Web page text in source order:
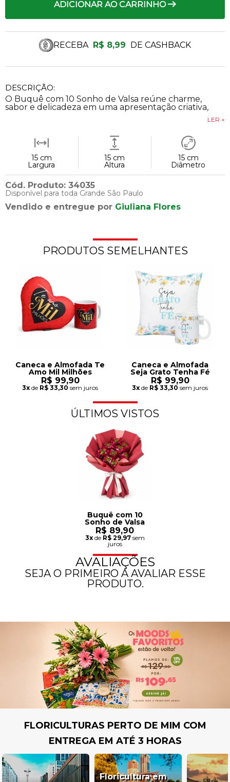
DESCRIÇÃO:
O Buquê com 10 Sonho de Valsa reúne charme,
sabor e delicadeza em uma apresentação criativa,
LER +
15 cm
Largura
15 cm
Altura
15 cm
Diâmetro
Cód. Produto: 34035
Disponível para toda Grande São Paulo
Vendido e entregue por Giuliana Flores
RECEBA R$ 8,99 DE CASHBACK
ADICIONAR AO CARRINHO
PRODUTOS SEMELHANTES
Caneca e Almofada Te
Amo Mil Milhões
R$ 99,90
3x de R$ 33,30 sem juros
Caneca e Almofada
Seja Grato Tenha Fé
R$ 99,90
3x de R$ 33,30 sem juros
ÚLTIMOS VISTOS
Buquê com 10
Sonho de Valsa
R$ 89,90
3xde R$ 29,97sem
juros
AVALIAÇÕES
SEJA O PRIMEIRO A AVALIAR ESSE
PRODUTO.
FLORICULTURAS PERTO DE MIM COM
ENTREGA EM ATÉ 3 HORAS
Floricultura em